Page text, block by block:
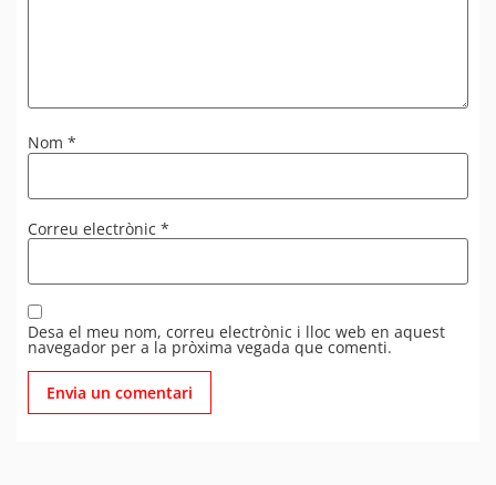
Nom *
Correu electrònic *
Desa el meu nom, correu electrònic i lloc web en aquest
navegador per a la pròxima vegada que comenti.